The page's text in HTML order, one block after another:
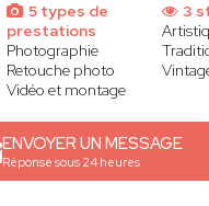
5 types de
prestations
Photographie
Retouche photo
Vidéo et montage
3
ENVOYER UN MESSAGE
Réponse sous 24 heures